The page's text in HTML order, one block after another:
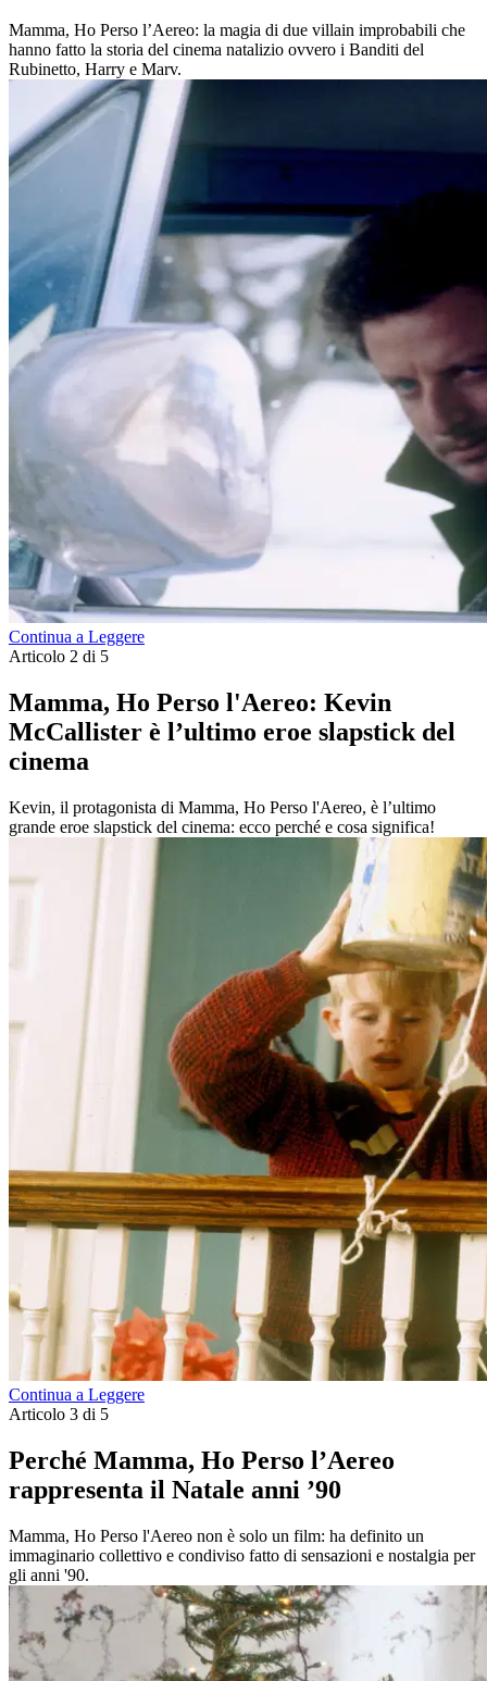
Mamma, Ho Perso l’Aereo: la magia di due villain improbabili che
hanno fatto la storia del cinema natalizio ovvero i Banditi del
Rubinetto, Harry e Marv.
Continua a Leggere
Articolo 2 di 5
Mamma, Ho Perso l'Aereo: Kevin
McCallister è l’ultimo eroe slapstick del
cinema
Kevin, il protagonista di Mamma, Ho Perso l'Aereo, è l’ultimo
grande eroe slapstick del cinema: ecco perché e cosa significa!
Continua a Leggere
Articolo 3 di 5
Perché Mamma, Ho Perso l’Aereo
rappresenta il Natale anni ’90
Mamma, Ho Perso l'Aereo non è solo un film: ha definito un
immaginario collettivo e condiviso fatto di sensazioni e nostalgia per
gli anni '90.